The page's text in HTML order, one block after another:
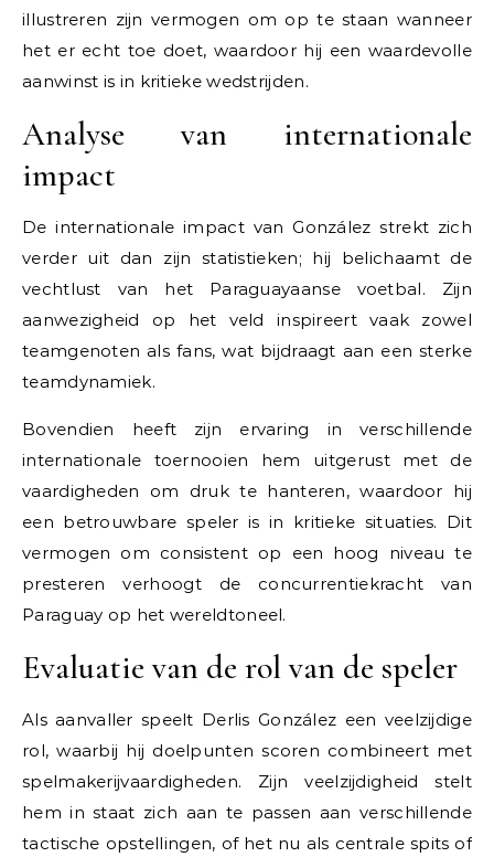
illustreren zijn vermogen om op te staan wanneer
het er echt toe doet, waardoor hij een waardevolle
aanwinst is in kritieke wedstrijden.
Analyse van internationale
impact
De internationale impact van González strekt zich
verder uit dan zijn statistieken; hij belichaamt de
vechtlust van het Paraguayaanse voetbal. Zijn
aanwezigheid op het veld inspireert vaak zowel
teamgenoten als fans, wat bijdraagt aan een sterke
teamdynamiek.
Bovendien heeft zijn ervaring in verschillende
internationale toernooien hem uitgerust met de
vaardigheden om druk te hanteren, waardoor hij
een betrouwbare speler is in kritieke situaties. Dit
vermogen om consistent op een hoog niveau te
presteren verhoogt de concurrentiekracht van
Paraguay op het wereldtoneel.
Evaluatie van de rol van de speler
Als aanvaller speelt Derlis González een veelzijdige
rol, waarbij hij doelpunten scoren combineert met
spelmakerijvaardigheden. Zijn veelzijdigheid stelt
hem in staat zich aan te passen aan verschillende
tactische opstellingen, of het nu als centrale spits of